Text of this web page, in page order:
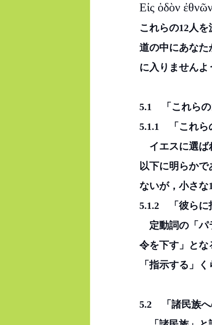
Εἰς ὁδὸν
これらの12人
道の中にあなた
に入りませんよ
5.1　「これら
5.1.1　「これら
イエスに選ば
以下に明らか
ないが，小さな
5.1.2　「彼ら
定動詞の「パ
令を下す」とな
「指示する」
5.2　「諸民族